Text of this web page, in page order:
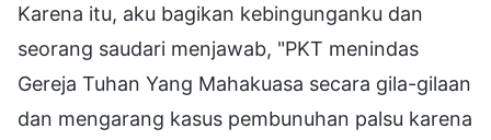
Karena itu, aku bagikan kebingunganku dan
seorang saudari menjawab, "PKT menindas
Gereja Tuhan Yang Mahakuasa secara gila-gilaan
dan mengarang kasus pembunuhan palsu karena